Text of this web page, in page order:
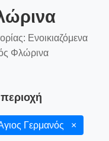
Ενοικιαζόμενα
Φλώρινα
Γερμανός ×